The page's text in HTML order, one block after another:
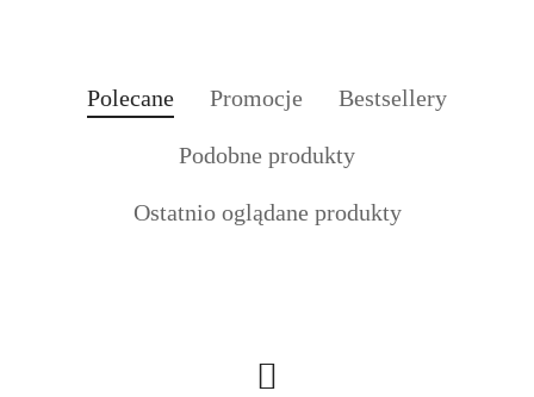
Pomiń karuzelę produktów
Produkty
Polecane
Produkty
statusie:
Promocje
Produkty
statusie:
Bestsellery
Produkty
statusie:
Podobne produkty
Produkty
Ostatnio oglądane produkty